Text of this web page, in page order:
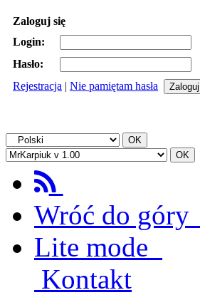
Zaloguj się
Login:
Hasło:
Rejestracja | Nie pamiętam hasła
Wróć do góry
Lite mode
Kontakt